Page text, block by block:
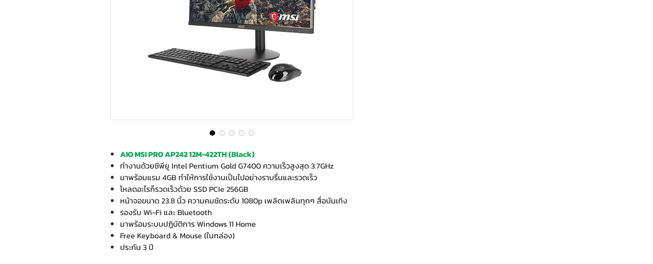
AIO MSI PRO AP242 12M-422TH (Black)
ทำงานด้วยซีพียู Intel Pentium Gold G7400 ความเร็วสูงสุด 3.7GHz
มาพร้อมแรม 4GB ทำให้การใช้งานเป็นไปอย่างราบรื่นและรวดเร็ว
โหลดอะไรก็รวดเร็วด้วย SSD PCIe 256GB
หน้าจอขนาด 23.8 นิ้ว ความคมชัดระดับ 1080p เพลิดเพลินทุกๆ สื่อบันเทิง
รองรับ Wi-Fi และ Bluetooth
มาพร้อมระบบปฏิบัติการ Windows 11 Home
Free Keyboard & Mouse (ในกล่อง)
ประกัน 3 ปี